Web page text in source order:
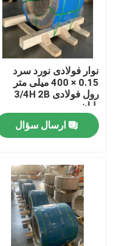
درباره ما
تور کارخانه
کنترل کیفیت
با ما تماس بگیرید
درخواست نقل قول
304 نوار فولادی ضد زنگ
نوارهای فولادی ضد زنگ 316L
نوار فولادی نورد سرد
0.15 × 400 میلی متر
رول فولادی 3/4H 2B
پایان
ارسال سؤال